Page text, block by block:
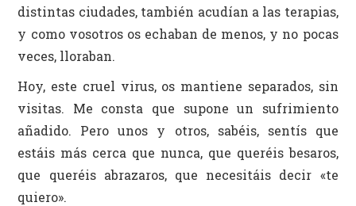
distintas ciudades, también acudían a las terapias,
y como vosotros os echaban de menos, y no pocas
veces, lloraban.
Hoy, este cruel virus, os mantiene separados, sin
visitas. Me consta que supone un sufrimiento
añadido. Pero unos y otros, sabéis, sentís que
estáis más cerca que nunca, que queréis besaros,
que queréis abrazaros, que necesitáis decir «te
quiero».